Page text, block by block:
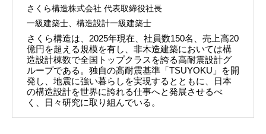
さくら構造株式会社 代表取締役社長
一級建築士、構造設計一級建築士
さくら構造は、2025年現在、社員数150名、売上高20
億円を超える規模を有し、非木造建築においては構
造設計棟数で全国トップクラスを誇る高耐震設計グ
ループである。独自の高耐震基準「TSUYOKU」を開
発し、地震に強い暮らしを実現するとともに、日本
の構造設計を世界に誇れる仕事へと発展させるべ
く、日々研究に取り組んでいる。